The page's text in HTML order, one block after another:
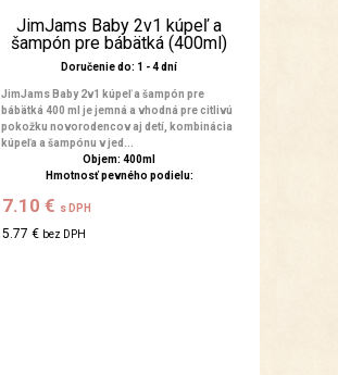
JimJams Baby 2v1 kúpeľ a
šampón pre bábätká (400ml)
Doručenie do: 1 - 4 dní
JimJams Baby 2v1 kúpeľ a šampón pre
bábätká 400 ml je jemná a vhodná pre citlivú
pokožku novorodencov aj detí, kombinácia
kúpeľa a šampónu v jed...
Objem: 400ml
Hmotnosť pevného podielu:
7.10 € s DPH
5.77 € bez DPH